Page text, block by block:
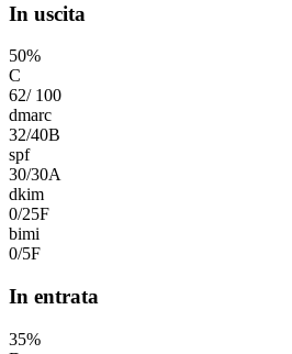
In uscita
50%
C
62/ 100
dmarc
32/40B
spf
30/30A
dkim
0/25F
bimi
0/5F
In entrata
35%